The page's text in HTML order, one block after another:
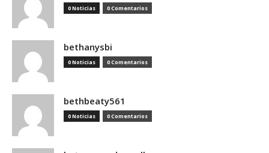
0 Noticias 0 Comentarios
bethanysbi
0 Noticias 0 Comentarios
bethbeaty561
0 Noticias 0 Comentarios